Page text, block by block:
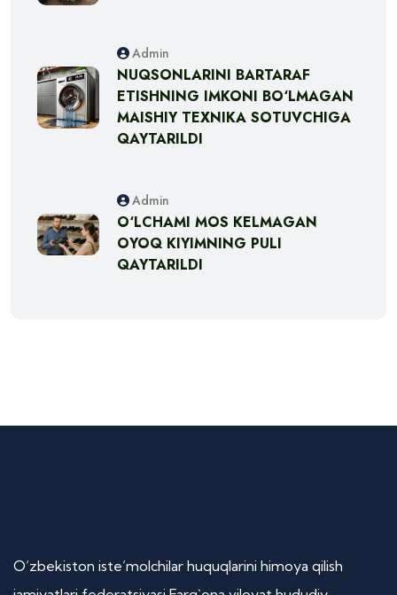
Admin
NUQSONLARINI BARTARAF
ETISHNING IMKONI BO‘LMAGAN
MAISHIY TEXNIKA SOTUVCHIGA
QAYTARILDI
Admin
O‘LCHAMI MOS KELMAGAN
OYOQ KIYIMNING PULI
QAYTARILDI
O’zbekiston iste’molchilar huquqlarini himoya qilish